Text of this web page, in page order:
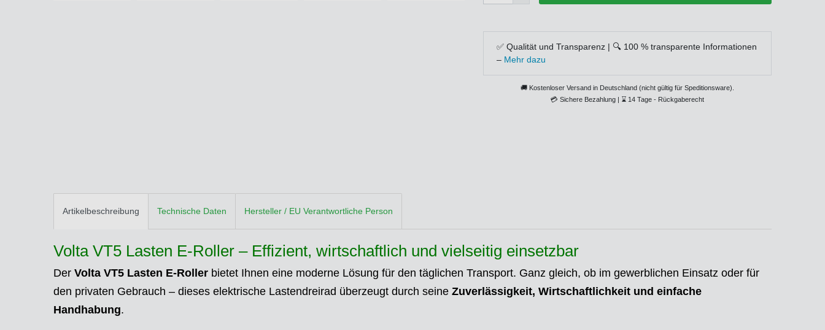
✅ Qualität und Transparenz | 🔍 100 % transparente Informationen
– Mehr dazu
🚚 Kostenloser Versand in Deutschland (nicht gültig für Speditionsware).
💳 Sichere Bezahlung | ⌛ 14 Tage - Rückgaberecht
Artikelbeschreibung Technische Daten Hersteller / EU Verantwortliche Person
Volta VT5 Lasten E-Roller – Effizient, wirtschaftlich und vielseitig einsetzbar
Der Volta VT5 Lasten E-Roller bietet Ihnen eine moderne Lösung für den täglichen Transport. Ganz gleich, ob im gewerblichen Einsatz oder für
den privaten Gebrauch – dieses elektrische Lastendreirad überzeugt durch seine Zuverlässigkeit, Wirtschaftlichkeit und einfache
Handhabung.